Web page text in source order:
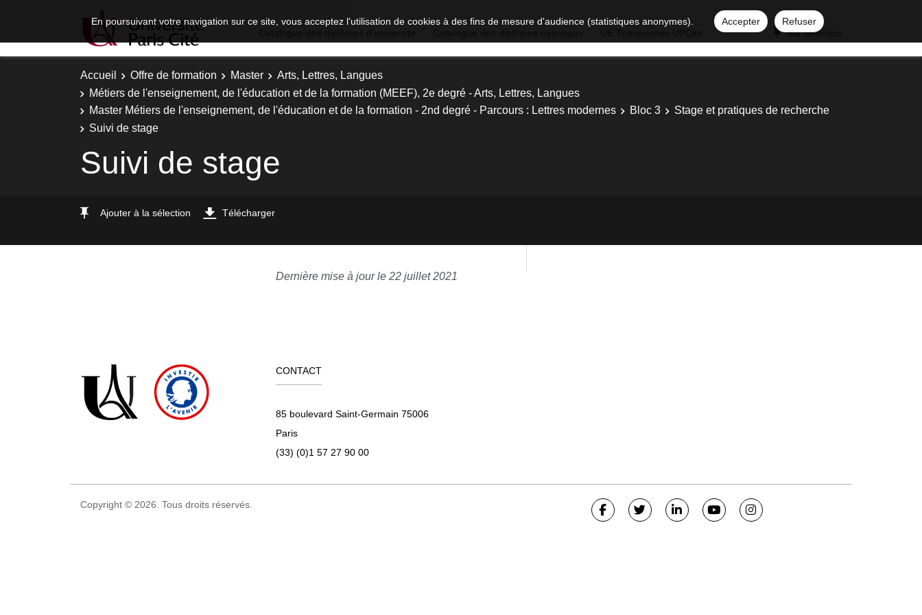
En poursuivant votre navigation sur ce site, vous acceptez l'utilisation de cookies à des fins de mesure d'audience (statistiques anonymes). Accepter
Refuser
Ma sélection
Accueil Offre de formation Master
Arts, Lettres, Langues
Métiers de l'enseignement, de l'éducation et de la formation (MEEF), 2e degré - Arts, Lettres, Langues
Master Métiers de l'enseignement, de l'éducation et de la formation - 2nd degré - Parcours : Lettres modernes
Bloc 3
Stage et pratiques de recherche
Suivi de stage
Suivi de stage
Ajouter à la sélection Télécharger
Dernière mise à jour le 22 juillet 2021
CONTACT
85 boulevard Saint-Germain 75006
Paris
(33) (0)1 57 27 90 00
Copyright © 2026. Tous droits réservés.